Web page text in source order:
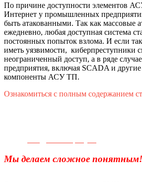
По причине доступности элементов
Интернет у промышленных
быть атакованными. Так как массовые
ежедневно, любая доступная система
постоянных попыток взлома. И если
иметь уязвимости, киберпреступники
неограниченный доступ, а в ряде
предприятия, включая SCADA и
компоненты АСУ ТП.
Ознакомиться с полным содержанием
Мы делаем сложное понятным!